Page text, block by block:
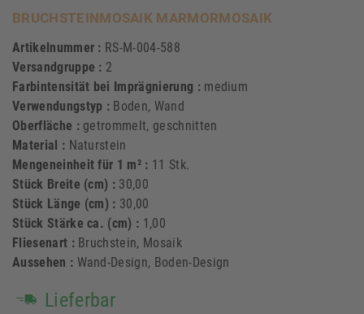
RUCHSTEINMOSAIK MARMORMOSAIK
Artikelnummer : RS-M-004-588
Versandgruppe : 2
Farbintensität bei Imprägnierung : medium
Verwendungstyp : Boden, Wand
Oberfläche : getrommelt, geschnitten
Material : Naturstein
Mengeneinheit für 1 m² : 11 Stk.
Stück Breite (cm) : 30,00
Stück Länge (cm) : 30,00
Stück Stärke ca. (cm) : 1,00
Fliesenart : Bruchstein, Mosaik
Aussehen : Wand-Design, Boden-Design
Lieferbar